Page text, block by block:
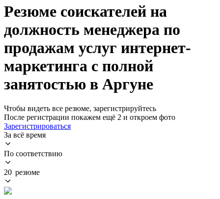
Резюме соискателей на
должность менеджера по
продажам услуг интернет-
маркетинга с полной
занятостью в Аргуне
Чтобы видеть все резюме, зарегистрируйтесь
После регистрации покажем ещё 2 и откроем фото
Зарегистрироваться
За всё время
По соответствию
20 резюме